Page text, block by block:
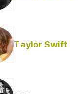
Taylor Swift